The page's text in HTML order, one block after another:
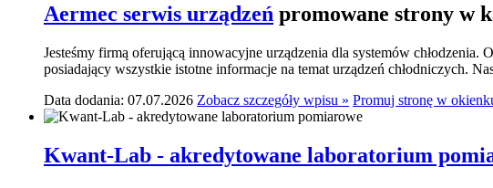
Aermec serwis urządzeń promowane strony w
Jesteśmy firmą oferującą innowacyjne urządzenia dla systemów
posiadający wszystkie istotne informacje na temat urządzeń chłodniczych.
Data dodania: 07.07.2026 Zobacz szczegóły wpisu » Promuj stronę w
Kwant-Lab - akredytowane laboratorium